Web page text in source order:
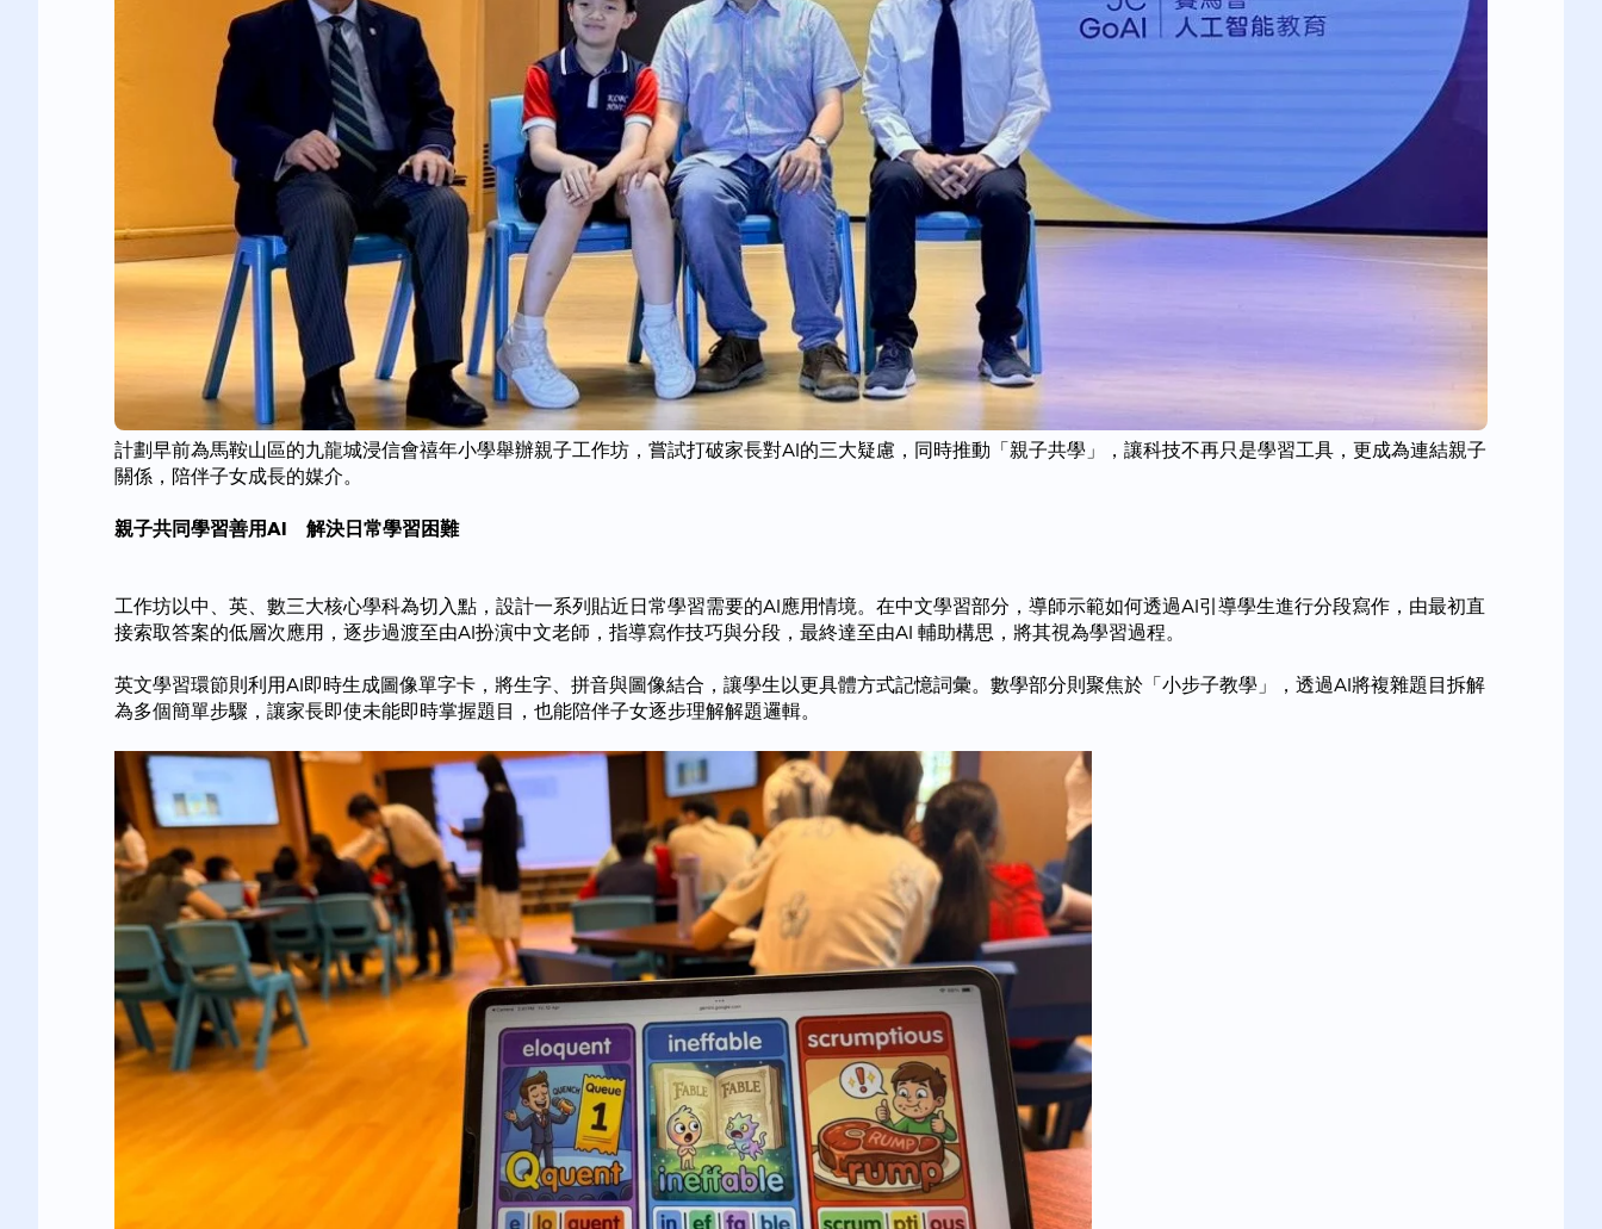
計劃早前為馬鞍山區的九龍城浸信會禧年小學舉辦親子工作坊，嘗試打破家長對AI的三大疑慮，同時推動「親子共學」，讓科技不再只是學習工具，更成為連結親子
關係，陪伴子女成長的媒介。
親子共同學習善用AI 解決日常學習困難
工作坊以中、英、數三大核心學科為切入點，設計一系列貼近日常學習需要的AI應用情境。在中文學習部分，導師示範如何透過AI引導學生進行分段寫作，由最初直
接索取答案的低層次應用，逐步過渡至由AI扮演中文老師，指導寫作技巧與分段，最終達至由AI 輔助構思，將其視為學習過程。
英文學習環節則利用AI即時生成圖像單字卡，將生字、拼音與圖像結合，讓學生以更具體方式記憶詞彙。數學部分則聚焦於「小步子教學」，透過AI將複雜題目拆解
為多個簡單步驟，讓家長即使未能即時掌握題目，也能陪伴子女逐步理解解題邏輯。